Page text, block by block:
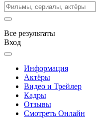
Все результаты
Вход
Информация
Актёры
Видео и Трейлер
Кадры
Отзывы
Смотреть Онлайн